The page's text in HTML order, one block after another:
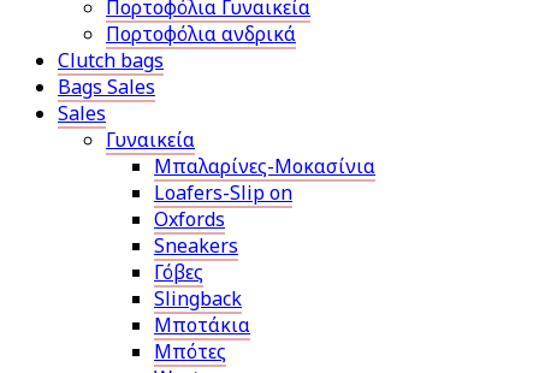
Πορτοφόλια Γυναικεία
Πορτοφόλια ανδρικά
Clutch bags
Bags Sales
Sales
Γυναικεία
Μπαλαρίνες-Μοκασίνια
Loafers-Slip on
Oxfords
Sneakers
Γόβες
Slingback
Μποτάκια
Μπότες